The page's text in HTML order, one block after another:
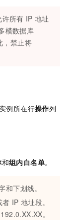
许所有 IP 地址
模数据库
，禁止将
例所在行操作列
和组内白名单。
和下划线。
者 IP 地址段。
。